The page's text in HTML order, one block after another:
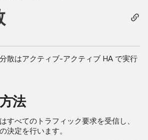
散はアクティブ-アクティブ HA で実行
法
すべてのトラフィック要求を受信し、
決定を行います。